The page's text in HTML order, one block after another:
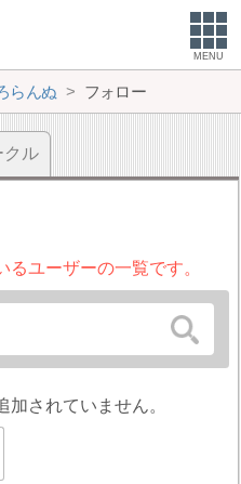
MENU
らんぬ フォロー
クル
るユーザーの一覧です。
されていません。